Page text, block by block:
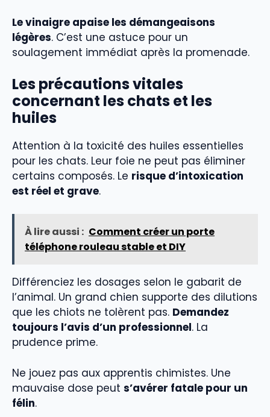
Le vinaigre apaise les démangeaisons
légères. C’est une astuce pour un
soulagement immédiat après la promenade.
Les précautions vitales
concernant les chats et les
huiles
Attention à la toxicité des huiles essentielles
pour les chats. Leur foie ne peut pas éliminer
certains composés. Le risque d’intoxication
est réel et grave.
À lire aussi : Comment créer un porte
téléphone rouleau stable et DIY
Différenciez les dosages selon le gabarit de
l’animal. Un grand chien supporte des dilutions
que les chiots ne tolèrent pas. Demandez
toujours l’avis d’un professionnel. La
prudence prime.
Ne jouez pas aux apprentis chimistes. Une
mauvaise dose peut s’avérer fatale pour un
félin.